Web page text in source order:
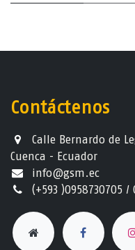
Contáctenos
Calle Bernardo de
Cuenca - Ecuador
info@gsm.ec​
(+593 )0958730705 /